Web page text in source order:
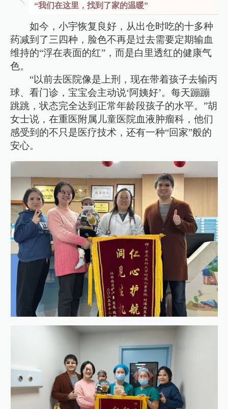
“我们在这里，找到了家的温暖”
如今，小宇恢复良好，从出仓时吃的十多种
药减到了三四种，脸色不再是过去需要定期输血
维持的“浮在表面的红”，而是白里透红的健康气
色。
“以前去医院像是上刑，现在带着孩子去输丙
球、看门诊，宝宝会主动说‘阿姨好’。每天蹦蹦
跳跳，状态完全达到正常年龄段孩子的水平。”胡
女士说，在重医附属儿童医院血液肿瘤科，他们
感受到的不只是医疗技术，还有一种“回家”般的
安心。